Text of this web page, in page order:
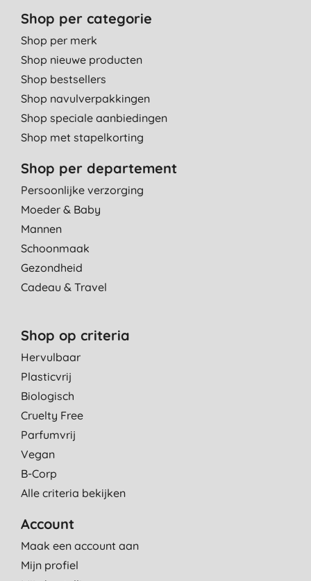
Shop per categorie
Shop per merk
Shop nieuwe producten
Shop bestsellers
Shop navulverpakkingen
Shop speciale aanbiedingen
Shop met stapelkorting
Shop per departement
Persoonlijke verzorging
Moeder & Baby
Mannen
Schoonmaak
Gezondheid
Cadeau & Travel
Shop op criteria
Hervulbaar
Plasticvrij
Biologisch
Cruelty Free
Parfumvrij
Vegan
B-Corp
Alle criteria bekijken
Account
Maak een account aan
Mijn profiel